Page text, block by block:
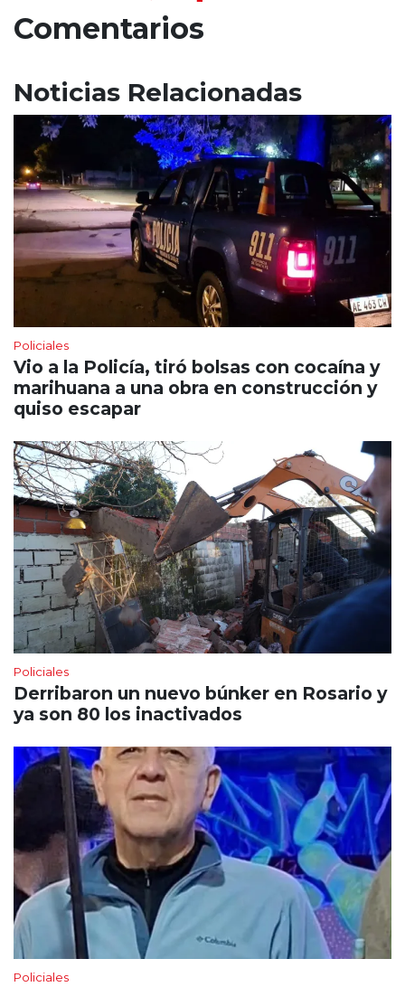
Comentarios
Noticias Relacionadas
Policiales
Vio a la Policía, tiró bolsas con cocaína y
marihuana a una obra en construcción y
quiso escapar
Policiales
Derribaron un nuevo búnker en Rosario y
ya son 80 los inactivados
Policiales